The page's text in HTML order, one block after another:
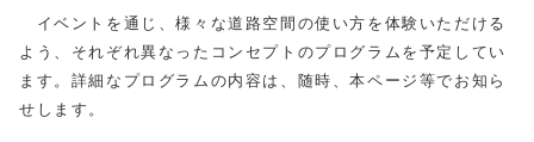
イベントを通じ、様々な道路空間の使い方を体験いただける
よう、それぞれ異なったコンセプトのプログラムを予定してい
ます。詳細なプログラムの内容は、随時、本ページ等でお知ら
せします。